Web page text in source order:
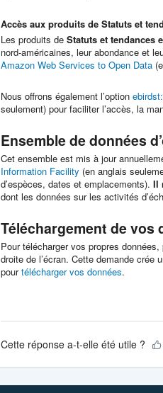
Accès aux produits de Statuts et
Les produits de Statuts et tendances
nord-américaines, leur abondance et
Amazon Web Services to Open Data
Nous offrons également l’option
seulement) pour faciliter l’accès, la
Ensemble de données
Cet ensemble est mis à jour
Information Facility (en anglais
d’espèces, dates et emplacements). Il
dont les données sur les activités
Téléchargement de vos
Pour télécharger vos propres
droite de l’écran. Cette demande
pourtélécharger vos données.
Cette réponse a-t-elle été utile ?